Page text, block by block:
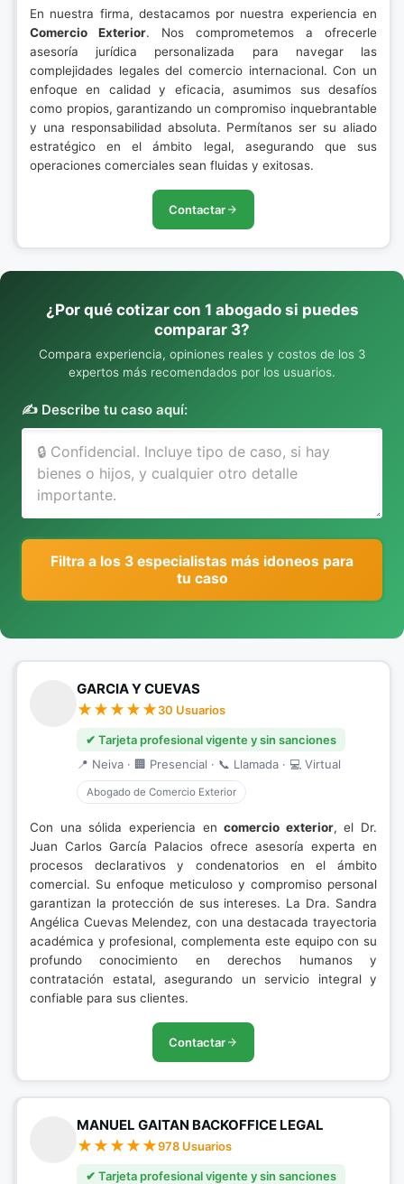
En nuestra firma, destacamos por nuestra experiencia en
Comercio Exterior. Nos comprometemos a ofrecerle
asesoría jurídica personalizada para navegar las
complejidades legales del comercio internacional. Con un
enfoque en calidad y eficacia, asumimos sus desafíos
como propios, garantizando un compromiso inquebrantable
y una responsabilidad absoluta. Permítanos ser su aliado
estratégico en el ámbito legal, asegurando que sus
operaciones comerciales sean fluidas y exitosas.
Contactar
¿Por qué cotizar con 1 abogado si puedes
comparar 3?
Compara experiencia, opiniones reales y costos de los 3
expertos más recomendados por los usuarios.
✍️ Describe tu caso aquí:
Filtra a los 3 especialistas más idoneos para
tu caso
GARCIA Y CUEVAS
30 Usuarios
✔ Tarjeta profesional vigente y sin sanciones
📍 Neiva · 🏢 Presencial · 📞 Llamada · 💻 Virtual
Abogado de Comercio Exterior
Con una sólida experiencia encomercio exterior, el Dr.
Juan Carlos García Palacios ofrece asesoría experta en
procesos declarativos y condenatorios en el ámbito
comercial. Su enfoque meticuloso y compromiso personal
garantizan la protección de sus intereses. La Dra. Sandra
Angélica Cuevas Melendez, con una destacada trayectoria
académica y profesional, complementa este equipo con su
profundo conocimiento en derechos humanos y
contratación estatal, asegurando un servicio integral y
confiable para sus clientes.
Contactar
MANUEL GAITAN BACKOFFICE LEGAL
978 Usuarios
✔ Tarjeta profesional vigente y sin sanciones